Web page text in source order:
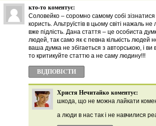
кто-то коментує:
Соловейко – соромно самому собі
користь. Альтруїстів в цьому світі нажаль
вже підлість. Дана стаття – це особиста
людей, так само як є певна кількість
ваша думка не збігаеться з авторською, і
то критикуйте статтю а не саму людину!!!
ВІДПОВІCТИ
Христя Нечитайко коментує:
шкода, що не можна лайкати
а люди в нас так і не навчилися